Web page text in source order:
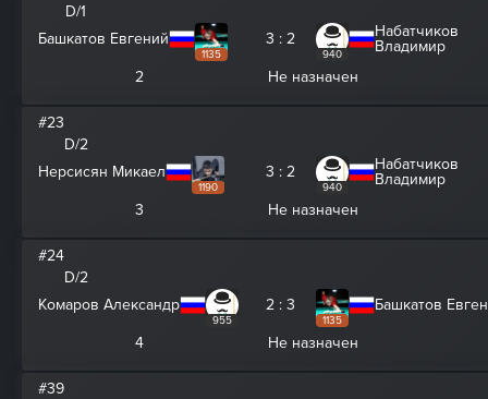
D/1
Башкатов Евгений
1135
3 : 2
940
Набатчиков
Владимир
2
Не назначен
#23
D/2
Нерсисян Микаел
1190
3 : 2
940
Набатчиков
Владимир
3
Не назначен
#24
D/2
Комаров Александр
955
2 : 3
1135
Башкатов
4 Не назначен
#39